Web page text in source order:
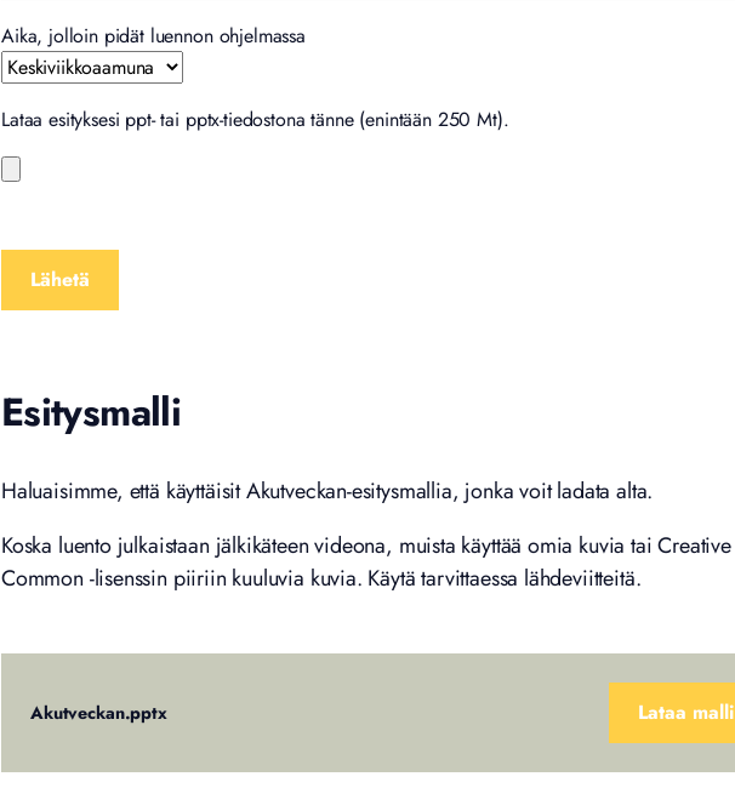
Aika, jolloin pidät luennon ohjelmassa
Lataa esityksesi ppt- tai pptx-tiedostona tänne (enintään 250 Mt).
Esitysmalli
Haluaisimme, että käyttäisit Akutveckan-esitysmallia, jonka voit ladata alta.
Koska luento julkaistaan jälkikäteen videona, muista käyttää omia kuvia tai Creative
Common -lisenssin piiriin kuuluvia kuvia. Käytä tarvittaessa lähdeviitteitä.
Akutveckan.pptx Lataa malli